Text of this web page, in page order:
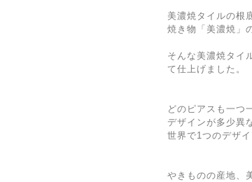
美濃焼タイルの根
焼き物「美濃焼」
そんな美濃焼タイ
て仕上げました。
どのピアスも一つ
デザインが多少異
世界で1つのデザ
やきものの産地、